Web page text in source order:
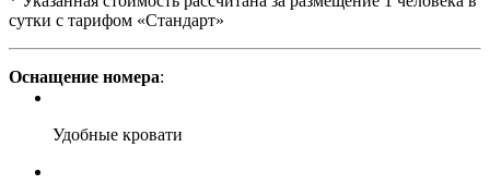
сутки с тарифом «Стандарт»
Оснащение номера:
Удобные кровати